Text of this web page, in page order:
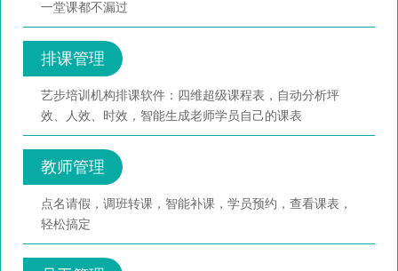
一堂课都不漏过
排课管理
艺步培训机构排课软件：四维超级课程表，自动分析坪
效、人效、时效，智能生成老师学员自己的课表
教师管理
点名请假，调班转课，智能补课，学员预约，查看课表，
轻松搞定